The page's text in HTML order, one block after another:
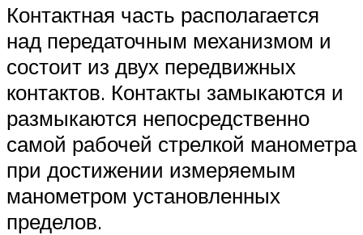
Контактная часть располагается
над передаточным механизмом и
состоит из двух передвижных
контактов. Контакты замыкаются и
размыкаются непосредственно
самой рабочей стрелкой манометра
при достижении измеряемым
манометром установленных
пределов.